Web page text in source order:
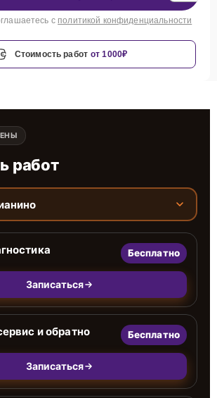
с политикой конфиденциальности
Стоимость работ от 1000₽
работ
Бесплатно
Записаться
и обратно Бесплатно
Записаться